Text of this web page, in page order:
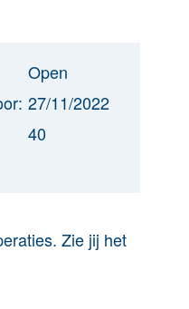
Open
27/11/2022
40
Zie jij het